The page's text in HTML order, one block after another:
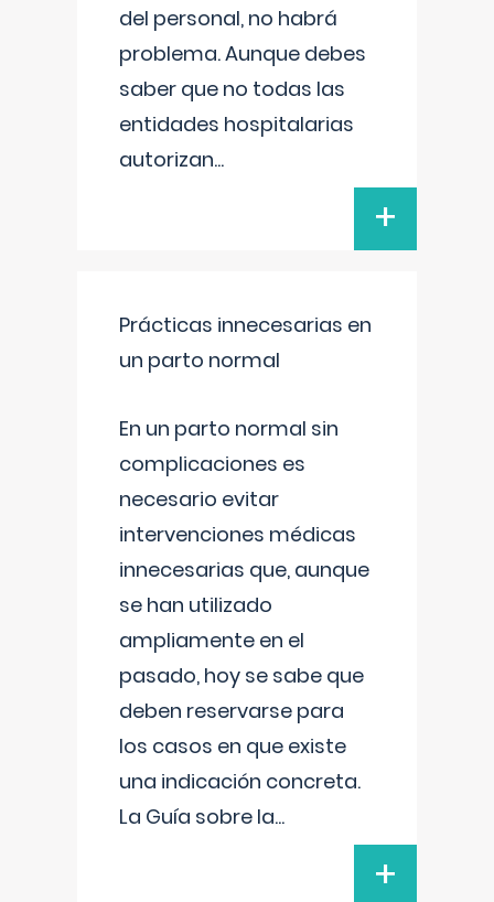
del personal, no habrá
problema. Aunque debes
saber que no todas las
entidades hospitalarias
autorizan...
+
Prácticas innecesarias en
un parto normal
En un parto normal sin
complicaciones es
necesario evitar
intervenciones médicas
innecesarias que, aunque
se han utilizado
ampliamente en el
pasado, hoy se sabe que
deben reservarse para
los casos en que existe
una indicación concreta.
La Guía sobre la...
+